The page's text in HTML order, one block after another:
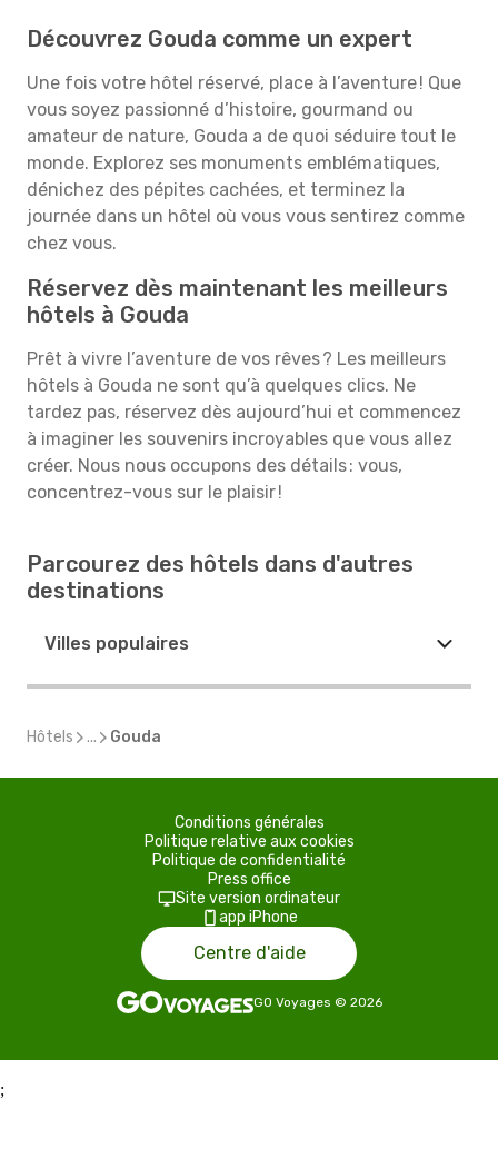
Découvrez Gouda comme un expert
Une fois votre hôtel réservé, place à l’aventure ! Que
vous soyez passionné d’histoire, gourmand ou
amateur de nature, Gouda a de quoi séduire tout le
monde. Explorez ses monuments emblématiques,
dénichez des pépites cachées, et terminez la
journée dans un hôtel où vous vous sentirez comme
chez vous.
Réservez dès maintenant les meilleurs
hôtels à Gouda
Prêt à vivre l’aventure de vos rêves ? Les meilleurs
hôtels à Gouda ne sont qu’à quelques clics. Ne
tardez pas, réservez dès aujourd’hui et commencez
à imaginer les souvenirs incroyables que vous allez
créer. Nous nous occupons des détails : vous,
concentrez-vous sur le plaisir !
Parcourez des hôtels dans d'autres
destinations
Villes populaires
Hôtels ... Gouda
Conditions générales
Politique relative aux cookies
Politique de confidentialité
Press office
Site version ordinateur
app iPhone
Centre d'aide
GO Voyages © 2026
;